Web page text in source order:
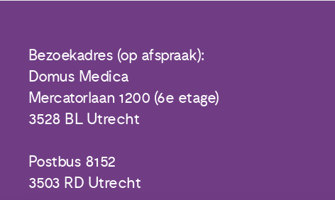
Bezoekadres (op afspraak):
Domus Medica
Mercatorlaan 1200 (6e etage)
3528 BL Utrecht
Postbus 8152
3503 RD Utrecht